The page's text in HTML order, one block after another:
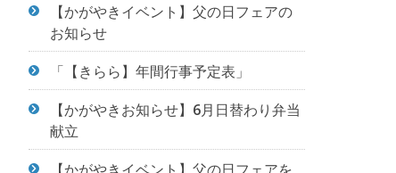
【かがやきイベント】父の日フェアの
お知らせ
「【きらら】年間行事予定表」
【かがやきお知らせ】6月日替わり弁当
献立
【かがやきイベント】父の日フェアを